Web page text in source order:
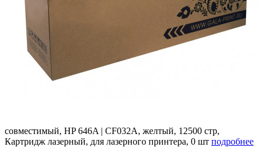
совместимый, HP 646A | CF032A, желтый, 12500 стр,
Картридж лазерный, для лазерного принтера, 0 шт подробнее